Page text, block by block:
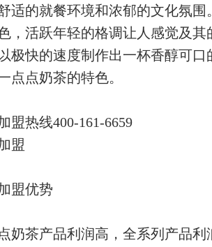
适的就餐环境和浓郁的文化氛围
，活跃年轻的格调让人感觉及其
极快的速度制作出一杯香醇可口
点点奶茶的特色。
盟热线400-161-6659
盟
盟优势
奶茶产品利润高，全系列产品利